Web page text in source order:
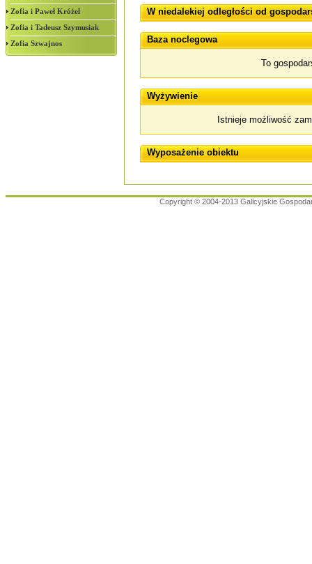
Zofia i Paweł Króżel
Zofia i Tadeusz Szymusiak
Zofia Szwajnos
W niedalekiej odległości od
Baza noclegowa
To
Wyżywienie
Istnieje możliwość
Wyposażenie obiektu
Copyright © 2004-2013 Galicyjskie